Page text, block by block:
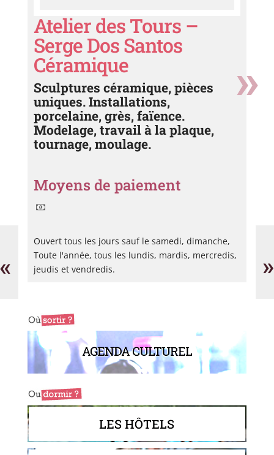
«
peintre
céramiste »
Atelier des Tours –
Serge Dos Santos
Céramique
Sculptures céramique, pièces
uniques. Installations,
porcelaine, grès, faïence.
Modelage, travail à la plaque,
tournage, moulage.
Moyens de paiement
Ouvert tous les jours sauf le samedi, dimanche,
Toute l'année, tous les lundis, mardis, mercredis,
jeudis et vendredis.
AGENDA CULTUREL
LES HÔTELS